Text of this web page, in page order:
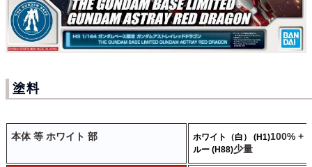
塗料
本体 等 ホワイト 部 ホワイト（白） (H1)100% +
ルー (H88)少量